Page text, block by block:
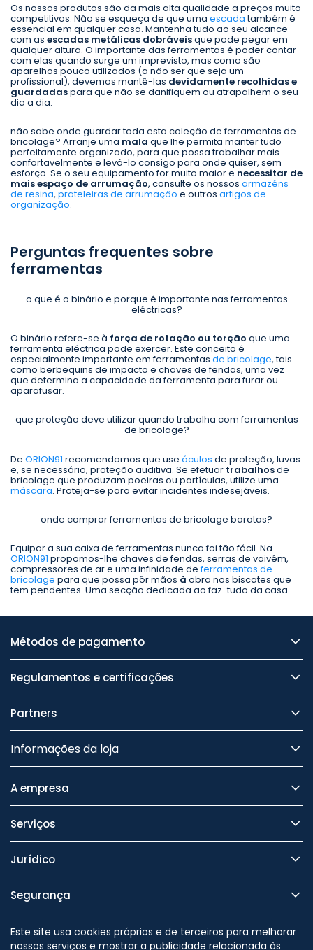
Os nossos produtos são da mais alta qualidade a preços muito
competitivos. Não se esqueça de que uma escadatambém é
essencial em qualquer casa. Mantenha tudo ao seu alcance
com as escadas metálicas dobráveisque pode pegar em
qualquer altura. O importante das ferramentas é poder contar
com elas quando surge um imprevisto, mas como são
aparelhos pouco utilizados (a não ser que seja um
profissional), devemos mantê-las devidamente recolhidas e
guardadaspara que não se danifiquem ou atrapalhem o seu
dia a dia.
não sabe onde guardar toda esta coleção de ferramentas de
bricolage? Arranje uma mala que lhe permita manter tudo
perfeitamente organizado, para que possa trabalhar mais
confortavelmente e levá-lo consigo para onde quiser, sem
esforço. Se o seu equipamento for muito maior e necessitar de
mais espaço de arrumação, consulte os nossos armazéns
de resina, prateleiras de arrumação e outros artigos de
organização.
Perguntas frequentes sobre
ferramentas
o que é o binário e porque é importante nas ferramentas
eléctricas?
O binário refere-se à força de rotação ou torção que uma
ferramenta eléctrica pode exercer. Este conceito é
especialmente importante em ferramentas de bricolage, tais
como berbequins de impacto e chaves de fendas, uma vez
que determina a capacidade da ferramenta para furar ou
aparafusar.
que proteção deve utilizar quando trabalha com ferramentas
de bricolage?
De ORION91 recomendamos que use óculos de proteção, luvas
e, se necessário, proteção auditiva. Se efetuar trabalhosde
bricolage que produzam poeiras ou partículas, utilize uma
máscara. Proteja-se para evitar incidentes indesejáveis.
onde comprar ferramentas de bricolage baratas?
Equipar a sua caixa de ferramentas nunca foi tão fácil. Na
ORION91 propomos-lhe chaves de fendas, serras de vaivém,
compressores de ar e uma infinidade deferramentas de
bricolage para que possa pôr mãos à obra nos biscates que
tem pendentes. Uma secção dedicada ao faz-tudo da casa.
Métodos de pagamento
Regulamentos e certificações
Partners
Informações da loja
A empresa
Serviços
Jurídico
Segurança
Este site usa cookies próprios e de terceiros para melhorar
nossos serviços e mostrar a publicidade relacionada às